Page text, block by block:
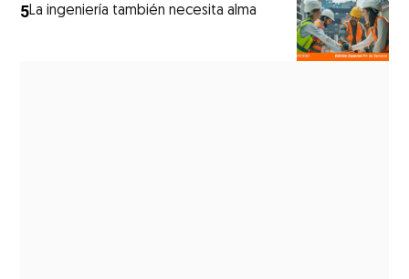
5La ingeniería también necesita alma